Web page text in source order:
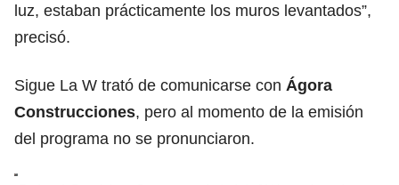
luz, estaban prácticamente los muros levantados”,
precisó.
Sigue La W trató de comunicarse con Ágora
Construcciones, pero al momento de la emisión
del programa no se pronunciaron.